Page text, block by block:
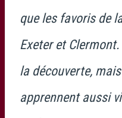
que les favoris de
Exeter et
la découverte,
apprennent aussi